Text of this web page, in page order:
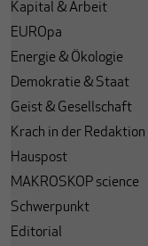
Kapital & Arbeit
EUROpa
Energie & Ökologie
Demokratie & Staat
Geist & Gesellschaft
Krach in der Redaktion
Hauspost
MAKROSKOP science
Schwerpunkt
Editorial